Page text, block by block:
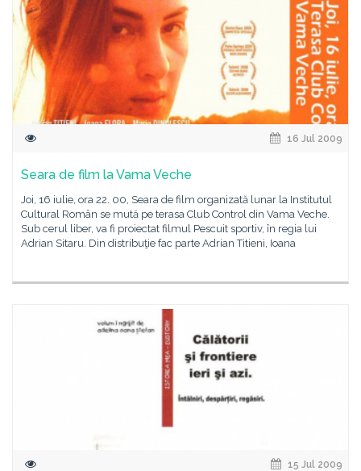
16 Jul 2009
Seara de film la Vama Veche
Joi, 16 iulie, ora 22. 00, Seara de film organizată lunar la Institutul
Cultural Român se mută pe terasa Club Control din Vama Veche.
Sub cerul liber, va fi proiectat filmul Pescuit sportiv, în regia lui
Adrian Sitaru. Din distribuţie fac parte Adrian Titieni, Ioana
15 Jul 2009